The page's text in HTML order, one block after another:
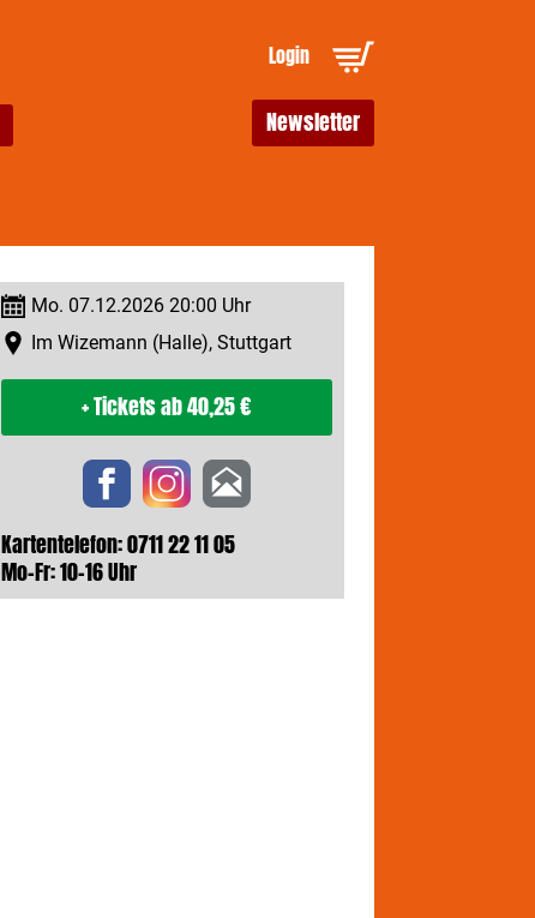
Login
Newsletter
Mo. 07.12.2026 20:00 Uhr
Im Wizemann (Halle), Stuttgart
+ Ticketsab 40,25 €
Kartentelefon: 0711 22 11 05
Mo-Fr: 10-16 Uhr